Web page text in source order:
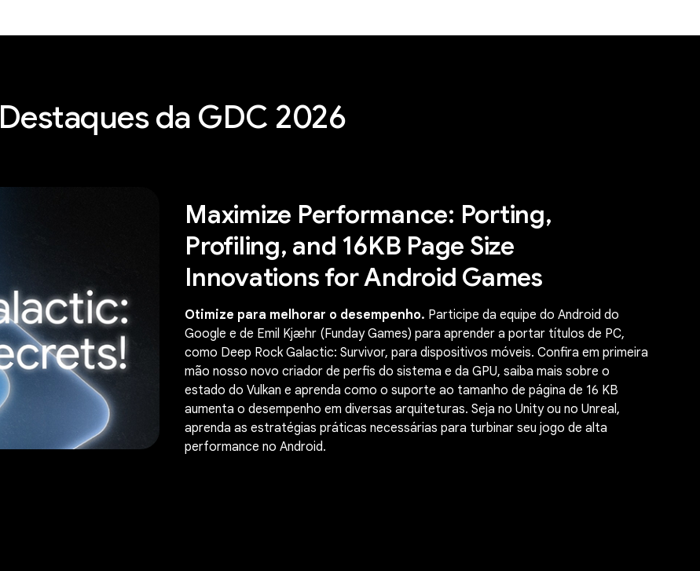
Destaques da GDC 2026
Maximize Performance: Porting,
Profiling, and 16KB Page Size
Innovations for Android Games
Otimize para melhorar o desempenho. Participe da equipe do Android do
Google e de Emil Kjæhr (Funday Games) para aprender a portar títulos de PC,
como Deep Rock Galactic: Survivor, para dispositivos móveis. Confira em primeira
mão nosso novo criador de perfis do sistema e da GPU, saiba mais sobre o
estado do Vulkan e aprenda como o suporte ao tamanho de página de 16 KB
aumenta o desempenho em diversas arquiteturas. Seja no Unity ou no Unreal,
aprenda as estratégias práticas necessárias para turbinar seu jogo de alta
performance no Android.